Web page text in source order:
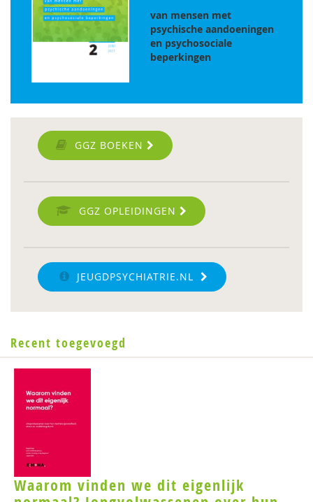
van mensen met
psychische aandoeningen
en psychosociale
beperkingen
GGZ BOEKEN
GGZ OPLEIDINGEN
JEUGDPSYCHIATRIE.NL
Recent toegevoegd
Waarom vinden we dit eigenlijk